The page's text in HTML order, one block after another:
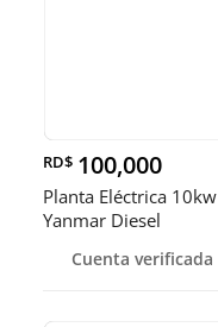
RD$ 100,000
Planta Eléctrica 10kw
Yanmar Diesel
Cuenta verificada